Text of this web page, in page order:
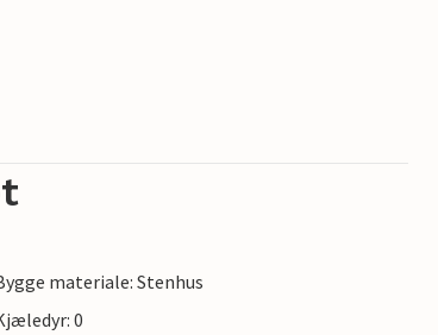
materiale: Stenhus
0